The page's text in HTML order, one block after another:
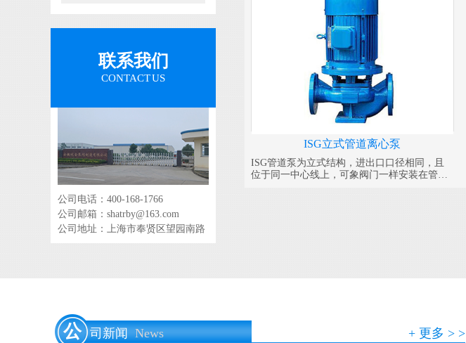
联系我们
CONTACT US
公司电话：400-168-1766
公司邮箱：shatrby@163.com
公司地址：上海市奉贤区望园南路
ISG立式管道离心泵
ISG管道泵为立式结构，进出口口径相同，且
位于同一中心线上，可象阀门一样安装在管路
公 司新闻 News + 更多 > >